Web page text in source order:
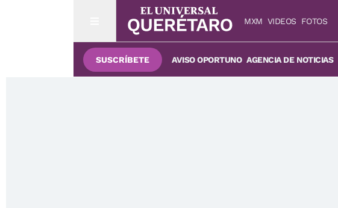
MXM VIDEOS FOTOS
SUSCRÍBETE AVISO OPORTUNO AGENCIA DE NOTICIAS